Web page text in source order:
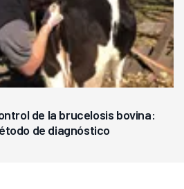
de la brucelosis bovina:
de diagnóstico